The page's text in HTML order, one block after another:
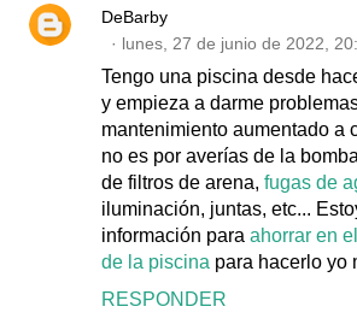
DeBarby
lunes, 27 de junio de 2022,
Tengo una piscina desde
y empieza a darme
mantenimiento aumentado a
no es por averías de la
de filtros de arena, fugas de
iluminación, juntas, etc...
información para ahorrar en
de la piscina para hacerlo yo
RESPONDER